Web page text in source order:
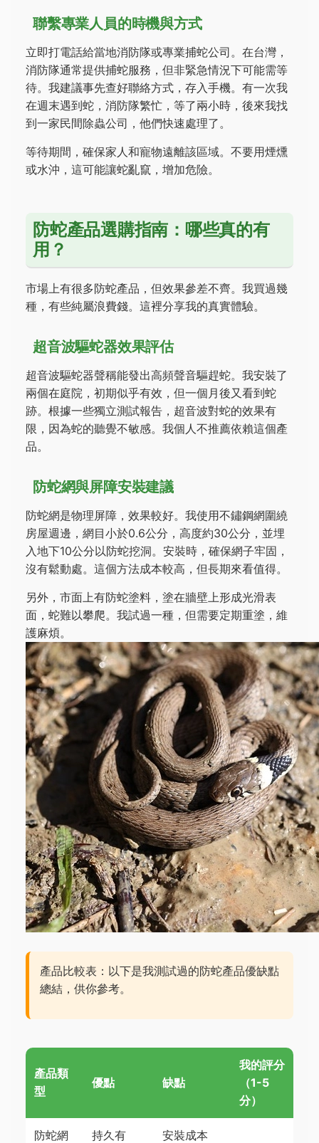
聯繫專業人員的時機與方式
立即打電話給當地消防隊或專業捕蛇公司。在台灣，
消防隊通常提供捕蛇服務，但非緊急情況下可能需等
待。我建議事先查好聯絡方式，存入手機。有一次我
在週末遇到蛇，消防隊繁忙，等了兩小時，後來我找
到一家民間除蟲公司，他們快速處理了。
等待期間，確保家人和寵物遠離該區域。不要用煙燻
或水沖，這可能讓蛇亂竄，增加危險。
防蛇產品選購指南：哪些真的有
用？
市場上有很多防蛇產品，但效果參差不齊。我買過幾
種，有些純屬浪費錢。這裡分享我的真實體驗。
超音波驅蛇器效果評估
超音波驅蛇器聲稱能發出高頻聲音驅趕蛇。我安裝了
兩個在庭院，初期似乎有效，但一個月後又看到蛇
跡。根據一些獨立測試報告，超音波對蛇的效果有
限，因為蛇的聽覺不敏感。我個人不推薦依賴這個產
品。
防蛇網與屏障安裝建議
防蛇網是物理屏障，效果較好。我使用不鏽鋼網圍繞
房屋週邊，網目小於0.6公分，高度約30公分，並埋
入地下10公分以防蛇挖洞。安裝時，確保網子牢固，
沒有鬆動處。這個方法成本較高，但長期來看值得。
另外，市面上有防蛇塗料，塗在牆壁上形成光滑表
面，蛇難以攀爬。我試過一種，但需要定期重塗，維
護麻煩。
產品比較表：以下是我測試過的防蛇產品優缺點
總結，供你參考。
產品類
型
優點 缺點
我的評分
（1-5
分）
防蛇網
持久有
安裝成本